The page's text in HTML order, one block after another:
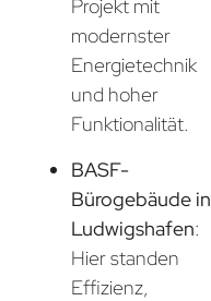
Projekt mit
modernster
Energietechnik
und hoher
Funktionalität.
BASF-
Bürogebäude in
Ludwigshafen:
Hier standen
Effizienz,